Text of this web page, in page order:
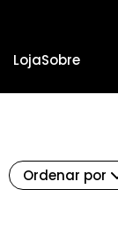
LojaSobre
Ordenar por